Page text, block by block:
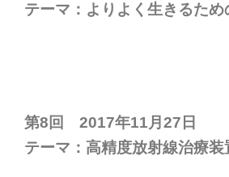
テーマ：よりよく生きるた
第8回 2017年11月27日
テーマ：高精度放射線治療